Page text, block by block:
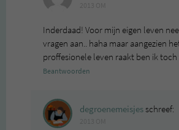
Inderdaad! Voor mijn eigen leven
vragen aan.. haha maar aangezien
proffesionele leven raakt ben ik
Beantwoorden
degroenemeisjesschreef: